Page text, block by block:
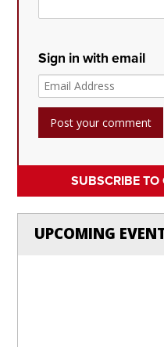
Sign in with email
SUBSCRIBE TO
UPCOMING